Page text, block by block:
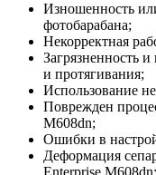
Изношенность
фотобарабана;
Некорректная
Загрязненность
и протягивания;
Использование
Поврежден
M608dn;
Ошибки в
Деформация